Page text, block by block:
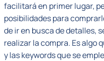
facilitará en primer lugar,
posibilidades para
de ir en busca de detalles,
realizar la compra. Es algo
y las keywords que se